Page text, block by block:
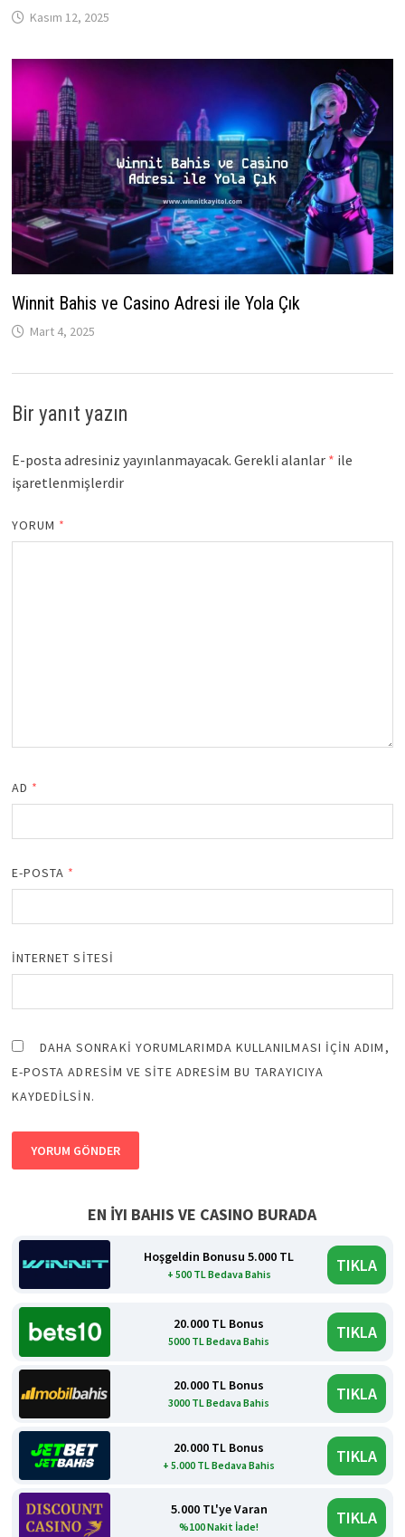
Kasım 12, 2025
Winnit Bahis ve Casino Adresi ile Yola Çık
Mart 4, 2025
Bir yanıt yazın
E-posta adresiniz yayınlanmayacak. Gerekli alanlar * ile
işaretlenmişlerdir
YORUM *
AD *
E-POSTA *
İNTERNET SITESI
DAHA SONRAKI YORUMLARIMDA KULLANILMASI IÇIN ADIM,
E-POSTA ADRESIM VE SITE ADRESIM BU TARAYICIYA
KAYDEDILSIN.
EN İYI BAHIS VE CASINO BURADA
Hoşgeldin Bonusu 5.000 TL
+ 500 TL Bedava Bahis TIKLA
20.000 TL Bonus
5000 TL Bedava Bahis TIKLA
20.000 TL Bonus
3000 TL Bedava Bahis TIKLA
20.000 TL Bonus
+ 5.000 TL Bedava Bahis TIKLA
5.000 TL'ye Varan
%100 Nakit İade! TIKLA